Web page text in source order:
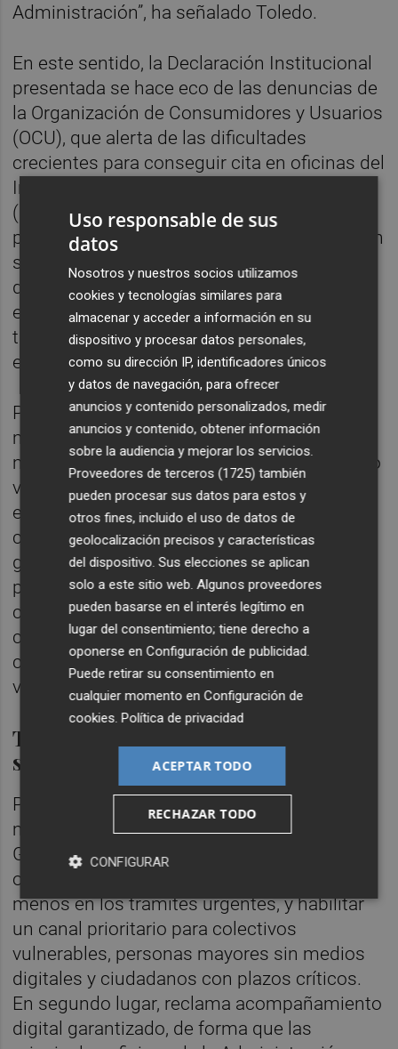
Administración”, ha señalado Toledo.
En este sentido, la Declaración Institucional
presentada se hace eco de las denuncias de
la Organización de Consumidores y Usuarios
(OCU), que alerta de las dificultades
crecientes para conseguir cita en oficinas del
Instituto Nacional de la Seguridad Social
(INSS) y del SEPE. En muchos casos, las
personas usuarias no consiguen atención en
su propia ciudad, se ven obligadas a
desplazarse a otras localidades o sufren
esperas de varias semanas, incluso para
trámites que están sujetos a plazos muy
estrictos.
Para Toledo, “el Gobierno no puede seguir
mirando hacia otro lado mientras personas
mayores, ciudadanos sin certificado digital o
vecinos con trámites urgentes se
encuentran con una Administración que les
cierra la puerta”. Y ha añadido que “los
gestores públicos estamos para solucionar
problemas, no para crearlos. Lo que nació
como una medida temporal se ha
consolidado como un filtro injusto que
castiga especialmente a los más
vulnerables”.
Tres medidas para aportar
soluciones
Por ello, el Partido Popular plantea tres
medidas concretas. En primer lugar, exige al
Gobierno de España poner fin a la cita previa
obligatoria para la atención presencial, al
menos en los trámites urgentes, y habilitar
un canal prioritario para colectivos
vulnerables, personas mayores sin medios
digitales y ciudadanos con plazos críticos.
En segundo lugar, reclama acompañamiento
digital garantizado, de forma que las
Uso responsable de sus
datos
Nosotros y nuestros socios utilizamos
cookies y tecnologías similares para
almacenar y acceder a información en su
dispositivo y procesar datos personales,
como su dirección IP, identificadores únicos
y datos de navegación, para ofrecer
anuncios y contenido personalizados, medir
anuncios y contenido, obtener información
sobre la audiencia y mejorar los servicios.
Proveedores de terceros (1725) también
pueden procesar sus datos para estos y
otros fines, incluido el uso de datos de
geolocalización precisos y características
del dispositivo. Sus elecciones se aplican
solo a este sitio web. Algunos proveedores
pueden basarse en el interés legítimo en
lugar del consentimiento; tiene derecho a
oponerse enConfiguración de publicidad.
Puede retirar su consentimiento en
cualquier momento enConfiguración de
cookies.Política de privacidad
ACEPTAR TODO
RECHAZAR TODO
CONFIGURAR